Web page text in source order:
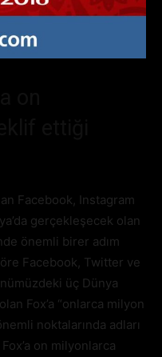
Facebook, Instagram
gerçekleşecek olan
önemli birer adım
Facebook, Twitter ve
üç Dünya
Fox’a “onlarca milyon
noktalarında adları
on milyonlarca